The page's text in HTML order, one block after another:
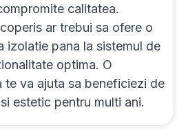
calitatea.
ar trebui sa ofere o
izolatie pana la sistemul de
optima. O
te va ajuta sa beneficiezi de
estetic pentru multi ani.